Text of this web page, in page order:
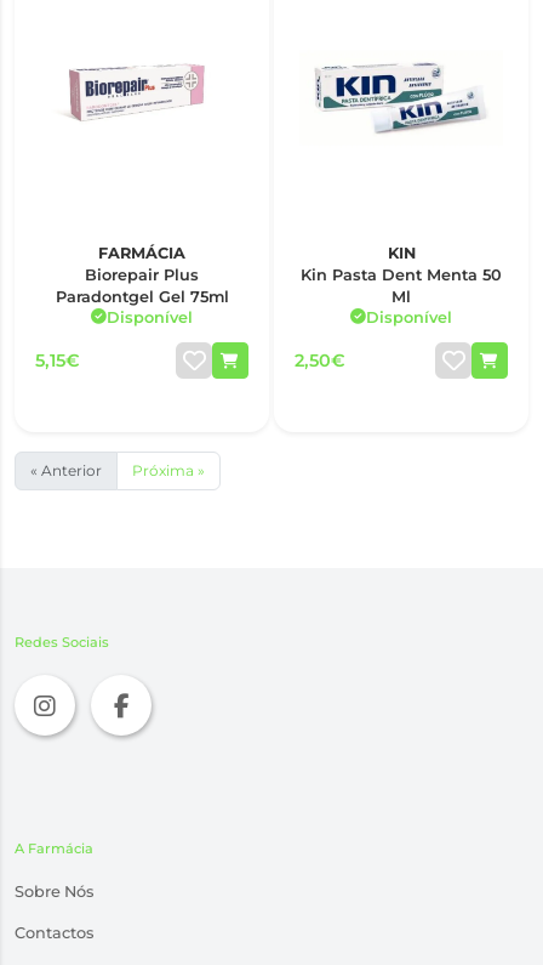
FARMÁCIA
Biorepair Plus
Paradontgel Gel 75ml
Disponível
5,15€
KIN
Kin Pasta Dent Menta 50
Ml
Disponível
2,50€
« Anterior Próxima »
Redes Sociais
A Farmácia
Sobre Nós
Contactos